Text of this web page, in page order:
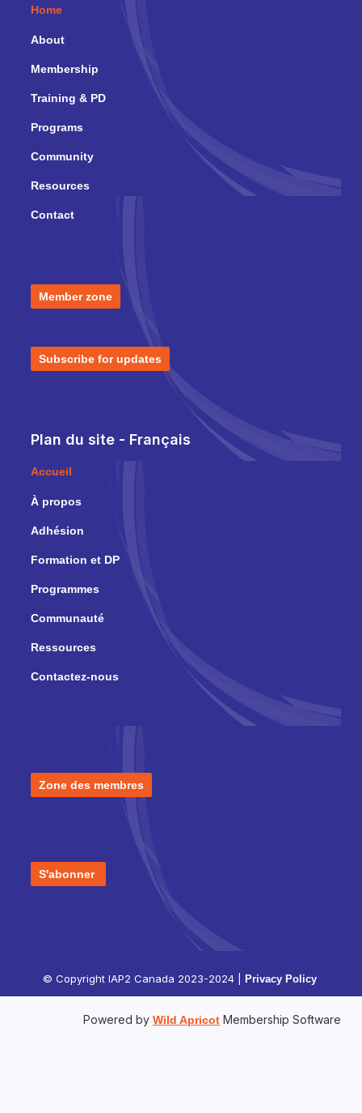
Home
About
Membership
Training & PD
Programs
Community
Resources
Contact
Member zone
Subscribe for updates
Plan du site - Français
Accueil
À propos
Adhésion
Formation et DP
Programmes
Communauté
Ressources
Contactez-nous
Zone des membres
S'abonner
© Copyright IAP2 Canada 2023-2024 | Privacy Policy
Powered by Wild Apricot Membership Software